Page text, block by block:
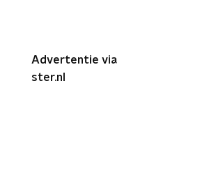
Advertentie via
ster.nl